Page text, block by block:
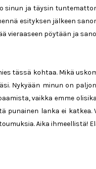
sinun ja täysin
esityksen jälkeen
vieraaseen pöytään ja
tässä kohtaa. Mikä
Nykyään minun on
vaikka emme
punainen lanka ei
Aika ihmeellistä!